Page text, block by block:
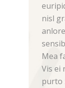
nisl
Mea
Vis ei
purto